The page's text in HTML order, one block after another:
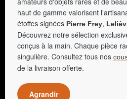
haut de gamme valorisent
étoffes signées Pierre Frey,
Découvrez notre sélection
conçus à la main. Chaque pièce
singulière. Consultez tous nos
de la livraison offerte.
Agrandir